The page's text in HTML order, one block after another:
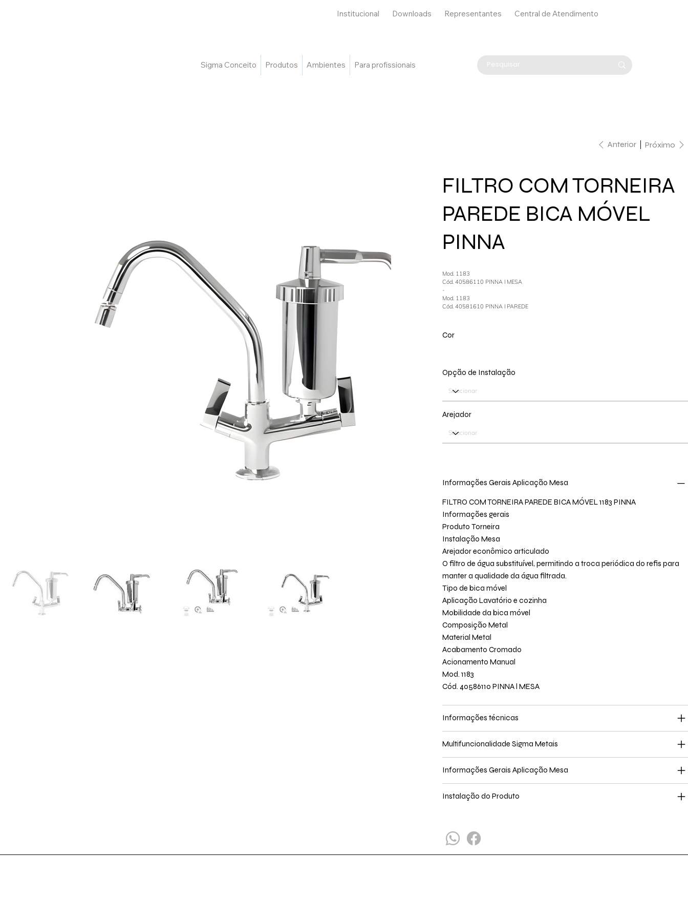
Institucional Downloads Representantes Central de Atendimento
Sigma Conceito Produtos Ambientes Para profissionais
Anterior Próximo
FILTRO COM TORNEIRA
PAREDE BICA MÓVEL
PINNA
Mod. 1183
Cód. 40586110 PINNA l MESA
-
Mod. 1183
Cód. 40581610 PINNA l PAREDE
Cor
Opção de Instalação
Arejador
Informações Gerais Aplicação Mesa
FILTRO COM TORNEIRA PAREDE BICA MÓVEL 1183 PINNA
Informações gerais
Produto Torneira
Instalação Mesa
Arejador econômico articulado
O filtro de água substituível, permitindo a troca periódica do refis para
manter a qualidade da água filtrada.
Tipo de bica móvel
Aplicação Lavatório e cozinha
Mobilidade da bica móvel
Composição Metal
Material Metal
Acabamento Cromado
Acionamento Manual
Mod. 1183
Cód. 40586110 PINNA l MESA
Informações técnicas
Multifuncionalidade Sigma Metais
Informações Gerais Aplicação Mesa
Instalação do Produto